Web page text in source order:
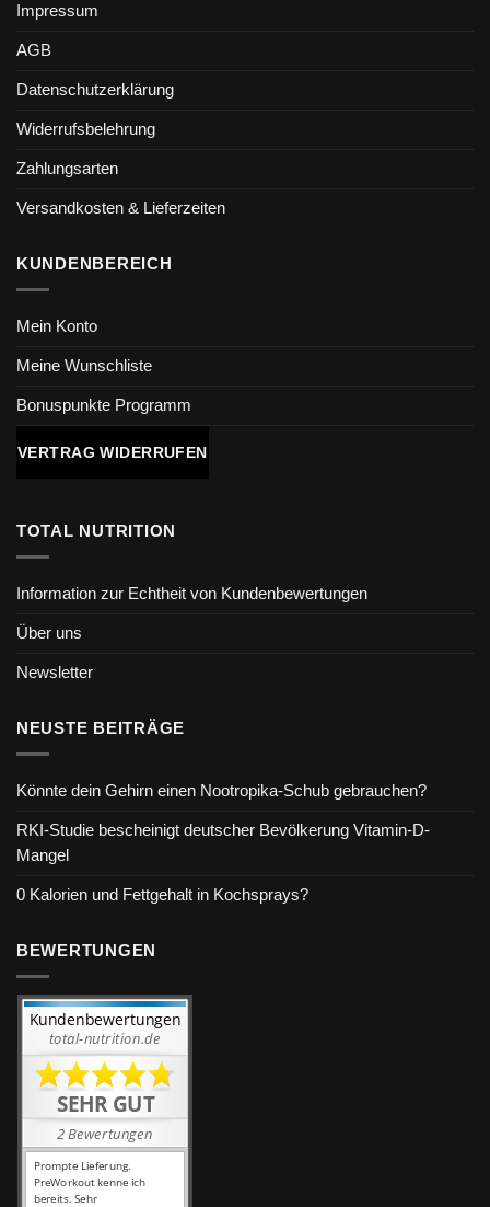
Impressum
AGB
Datenschutzerklärung
Widerrufsbelehrung
Zahlungsarten
Versandkosten & Lieferzeiten
KUNDENBEREICH
Mein Konto
Meine Wunschliste
Bonuspunkte Programm
VERTRAG WIDERRUFEN
TOTAL NUTRITION
Information zur Echtheit von Kundenbewertungen
Über uns
Newsletter
NEUSTE BEITRÄGE
Könnte dein Gehirn einen Nootropika-Schub gebrauchen?
RKI-Studie bescheinigt deutscher Bevölkerung Vitamin-D-
Mangel
0 Kalorien und Fettgehalt in Kochsprays?
BEWERTUNGEN